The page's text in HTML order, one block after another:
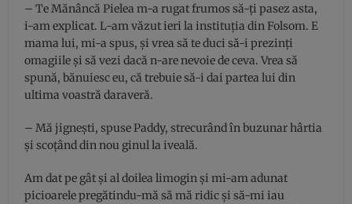
– Te Mănâncă Pielea m-a rugat frumos să-ți pasez asta,
i-am explicat. L-am văzut ieri la instituția din Folsom. E
mama lui, mi-a spus, și vrea să te duci să-i prezinți
omagiile și să vezi dacă n-are nevoie de ceva. Vrea să
spună, bănuiesc eu, că trebuie să-i dai partea lui din
ultima voastră daraveră.
– Mă jigneşti, spuse Paddy, strecurând în buzunar hârtia
şi scoțând din nou ginul la iveală.
Am dat pe gât și al doilea limogin și mi-am adunat
picioarele pregătindu-mă să mă ridic şi să-mi iau